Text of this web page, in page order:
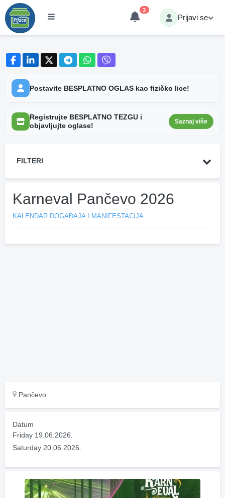
3
Prijavi se
Postavite BESPLATNO OGLAS kao fizičko lice!
Registrujte BESPLATNO TEZGU i
objavljujte oglase!
Saznaj više
FILTERI
Karneval Pančevo 2026
KALENDAR DOGAĐAJA I MANIFESTACIJA
Pančevo
Datum
Friday 19.06.2026.
Saturday 20.06.2026.